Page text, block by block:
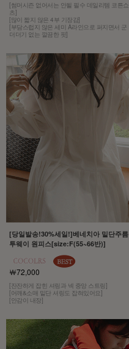
[썸머시즌 없어서는 안될 필수 데일리템 코튼쇼
츠]
[많이 짧지 않은 4부 기장감]
[부담스럽지 않은 세미 A라인으로 퍼지면서 군
더더기 없는 깔끔한 핏]
[당일발송!30%세일!]베네치아 밑단주름
투웨이 원피스[size:F(55~66반)]
￦72,000
[잔잔하게 잡힌 셔링과 넥 중앙 스트링]
[어깨&소매 밑단 셔링도 잡혀있어요]
[안감이 내장]